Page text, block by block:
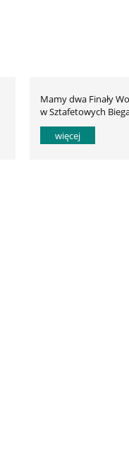
Mamy dwa Finały
w Sztafetowych
Przełajowych!
więcej